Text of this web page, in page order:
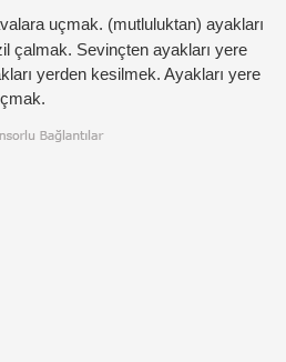
uçmak. (mutluluktan) ayakları
çalmak. Sevinçten ayakları yere
yerden kesilmek. Ayakları yere